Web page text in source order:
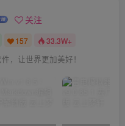
关注
157 33.3W+
，让世界更加美好！